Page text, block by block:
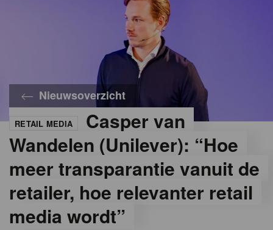
Nieuwsoverzicht
RETAIL MEDIA
Casper van
Wandelen (Unilever): “Hoe
meer transparantie vanuit de
retailer, hoe relevanter retail
media wordt”